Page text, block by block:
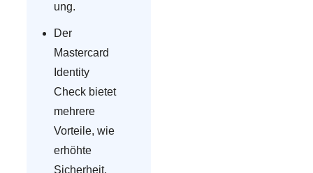
ung.
Der
Mastercard
Identity
Check bietet
mehrere
Vorteile, wie
erhöhte
Sicherheit,